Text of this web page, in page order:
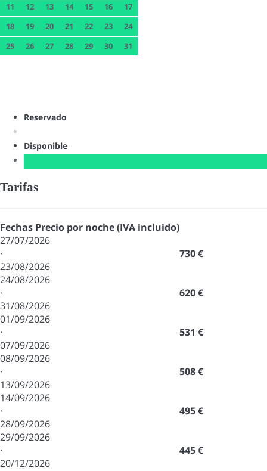
11
12 13 14 15 16
17
18
19 20 21 22 23
24
25
26 27 28 29 30 31
Reservado
Disponible
Tarifas
Fechas Precio por noche (IVA incluido)
27/07/2026
·
23/08/2026
730 €
24/08/2026
·
31/08/2026
620 €
01/09/2026
·
07/09/2026
531 €
08/09/2026
·
13/09/2026
508 €
14/09/2026
·
28/09/2026
495 €
29/09/2026
·
20/12/2026
445 €